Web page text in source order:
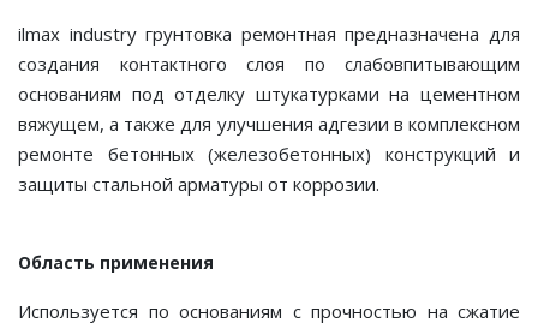
ilmax industry грунтовка ремонтная предназначена для
создания контактного слоя по слабовпитывающим
основаниям под отделку штукатурками на цементном
вяжущем, а также для улучшения адгезии в комплексном
ремонте бетонных (железобетонных) конструкций и
защиты стальной арматуры от коррозии.
Область применения
Используется по основаниям с прочностью на сжатие